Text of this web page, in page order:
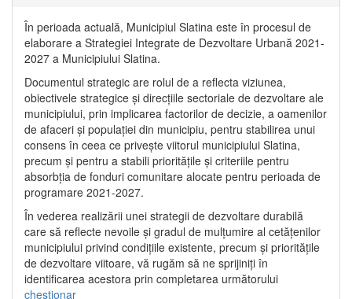
În perioada actuală, Municipiul Slatina este în procesul de
elaborare a Strategiei Integrate de Dezvoltare Urbană 2021‐
2027 a Municipiului Slatina.
Documentul strategic are rolul de a reflecta viziunea,
obiectivele strategice și direcțiile sectoriale de dezvoltare ale
municipiului, prin implicarea factorilor de decizie, a oamenilor
de afaceri și populației din municipiu, pentru stabilirea unui
consens în ceea ce privește viitorul municipiului Slatina,
precum și pentru a stabili prioritățile și criteriile pentru
absorbția de fonduri comunitare alocate pentru perioada de
programare 2021-2027.
În vederea realizării unei strategii de dezvoltare durabilă
care să reflecte nevoile și gradul de mulțumire al cetățenilor
municipiului privind condițiile existente, precum și prioritățile
de dezvoltare viitoare, vă rugăm să ne sprijiniți în
identificarea acestora prin completarea următorului
chestionar